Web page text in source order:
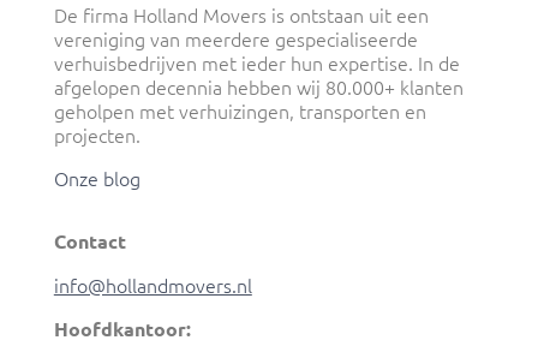
De firma Holland Movers is ontstaan uit een
vereniging van meerdere gespecialiseerde
verhuisbedrijven met ieder hun expertise. In de
afgelopen decennia hebben wij 80.000+ klanten
geholpen met verhuizingen, transporten en
projecten.
Onze blog
Contact
info@hollandmovers.nl
Hoofdkantoor: